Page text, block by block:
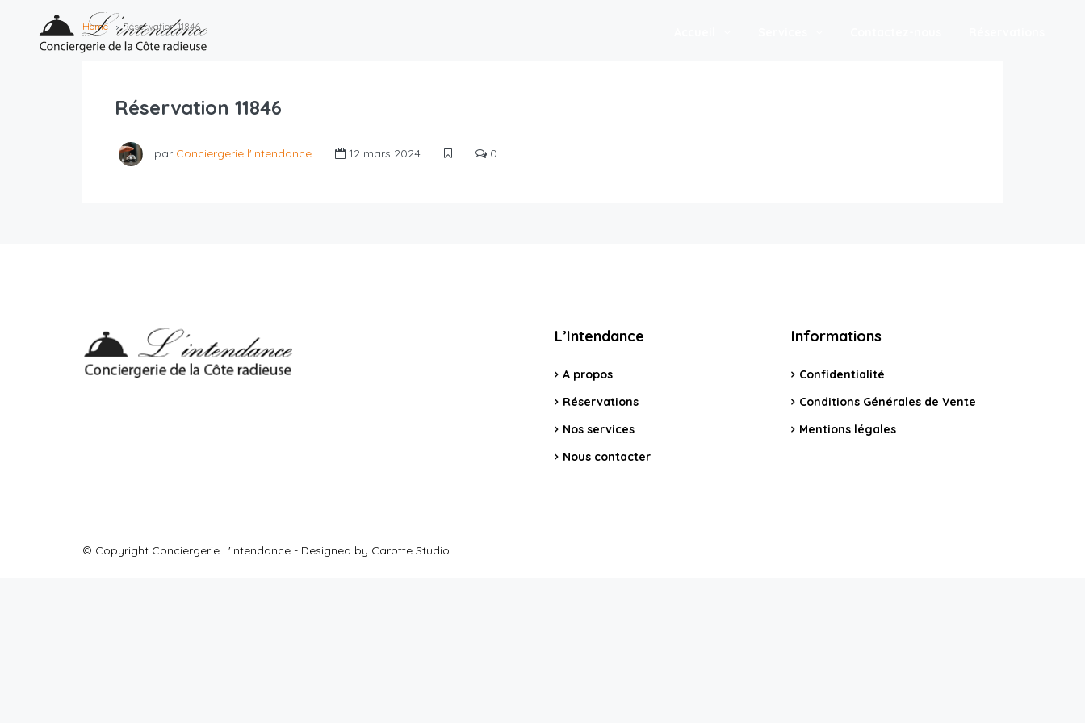
Home Réservation 11846
Réservation 11846
par Conciergerie l'Intendance 12 mars 2024 0
L’Intendance
A propos
Réservations
Nos services
Nous contacter
Informations
Confidentialité
Conditions Générales de Vente
Mentions légales
© Copyright Conciergerie L'intendance - Designed by Carotte Studio